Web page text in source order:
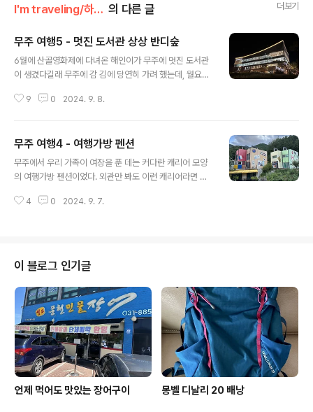
I'm traveling/하루이틀 여행 의 다른 글 더보기
무주 여행5 - 멋진 도서관 상상 반디숲
6월에 산골영화제에 다녀온 해인이가 무주에 멋진 도서관
이 생겼다길래 무주에 감 김에 당연히 가려 했는데, 월요일
구경을 마치고 돌아와서 주차장으로 걷는데, 도서관 전체
다. 산골에 생긴 도서관이 웬만하겠지 했다가, 생각했던 것
보다 훨신 크고 현대적 시설을 갖추고 있어 놀랐다. 약간 경
사진 길에 지붕을 일자로 처리하지 않고 날렵하게 올린 것
그대로 숲속에 들어선듯한 느낌을 주기에 충분했다. 엘리
9 0 2024. 9. 8.
무주 여행4 - 여행가방 펜션
무주에서 우리 가족이 여장을 푼 데는 커다란 캐리어 모양
의 여행가방 펜션이었다. 외관만 봐도 이런 캐리어라면 여
로 캐리어 외부 스티커들이 눈길을 끈다. 캐리어 손잡이는
사람이 쓰면 딱 좋을 것 같은데, 우리처럼 4인 가족이 쓰기
에도 크게 불편하진 않았다. 베란다에 나가면 바베큐 할 수
있는 공간도 잘 만들어 놓았는데, 우린 점심 때 닭볶음탕을
먹은 관계로 근처에서 송어회를 떠다 먹었다. 간단하지만
실속 있는 아침식사를 제공하는데, 두툼한 식빵과 과일, 스
타벅스 원두를 쓰는..
4 0 2024. 9. 7.
이 블로그 인기글
언제 먹어도 맛있는 장어구이 몽벨 디날리 20 배낭